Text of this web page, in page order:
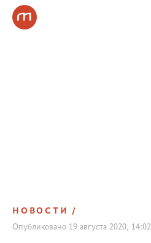
НОВОСТИ
Опубликовано 19 августа 2020, 14:02